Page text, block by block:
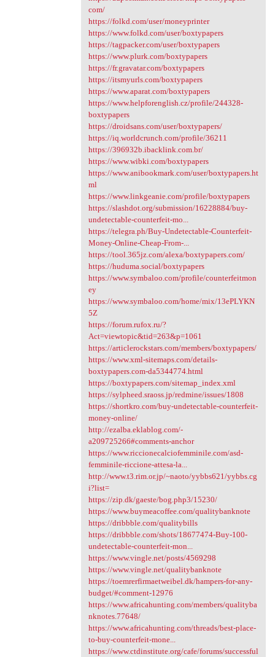
com/
https://folkd.com/user/moneyprinter
https://www.folkd.com/user/boxtypapers
https://tagpacker.com/user/boxtypapers
https://www.plurk.com/boxtypapers
https://fr.gravatar.com/boxtypapers
https://itsmyurls.com/boxtypapers
https://www.aparat.com/boxtypapers
https://www.helpforenglish.cz/profile/244328-
boxtypapers
https://droidsans.com/user/boxtypapers/
https://iq.worldcrunch.com/profile/36211
https://396932b.ibacklink.com.br/
https://www.wibki.com/boxtypapers
https://www.anibookmark.com/user/boxtypapers.ht
ml
https://www.linkgeanie.com/profile/boxtypapers
https://slashdot.org/submission/16228884/buy-
undetectable-counterfeit-mo...
https://telegra.ph/Buy-Undetectable-Counterfeit-
Money-Online-Cheap-From-...
https://tool.365jz.com/alexa/boxtypapers.com/
https://huduma.social/boxtypapers
https://www.symbaloo.com/profile/counterfeitmon
ey
https://www.symbaloo.com/home/mix/13ePLYKN
5Z
https://forum.rufox.ru/?
Act=viewtopic&tid=263&p=1061
https://articlerockstars.com/members/boxtypapers/
https://www.xml-sitemaps.com/details-
boxtypapers.com-da5344774.html
https://boxtypapers.com/sitemap_index.xml
https://sylpheed.sraoss.jp/redmine/issues/1808
https://shortkro.com/buy-undetectable-counterfeit-
money-online/
http://ezalba.eklablog.com/-
a209725266#comments-anchor
https://www.riccionecalciofemminile.com/asd-
femminile-riccione-attesa-la...
http://www.t3.rim.or.jp/~naoto/yybbs621/yybbs.cg
i?list=
https://zip.dk/gaeste/bog.php3/15230/
https://www.buymeacoffee.com/qualitybanknote
https://dribbble.com/qualitybills
https://dribbble.com/shots/18677474-Buy-100-
undetectable-counterfeit-mon...
https://www.vingle.net/posts/4569298
https://www.vingle.net/qualitybanknote
https://toemrerfirmaetweibel.dk/hampers-for-any-
budget/#comment-12976
https://www.africahunting.com/members/qualityba
nknotes.77648/
https://www.africahunting.com/threads/best-place-
to-buy-counterfeit-mone...
https://www.ctdinstitute.org/cafe/forums/successful